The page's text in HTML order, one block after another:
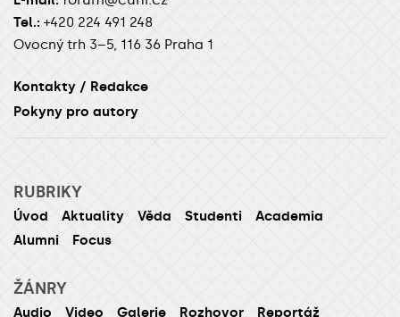
Tel.: +420 224 491 248
Ovocný trh 3–5, 116 36 Praha 1
Kontakty / Redakce
Pokyny pro autory
RUBRIKY
Úvod Aktuality Věda Studenti
Academia
Alumni
Focus
ŽÁNRY
Audio Video Galerie Rozhovor Reportáž